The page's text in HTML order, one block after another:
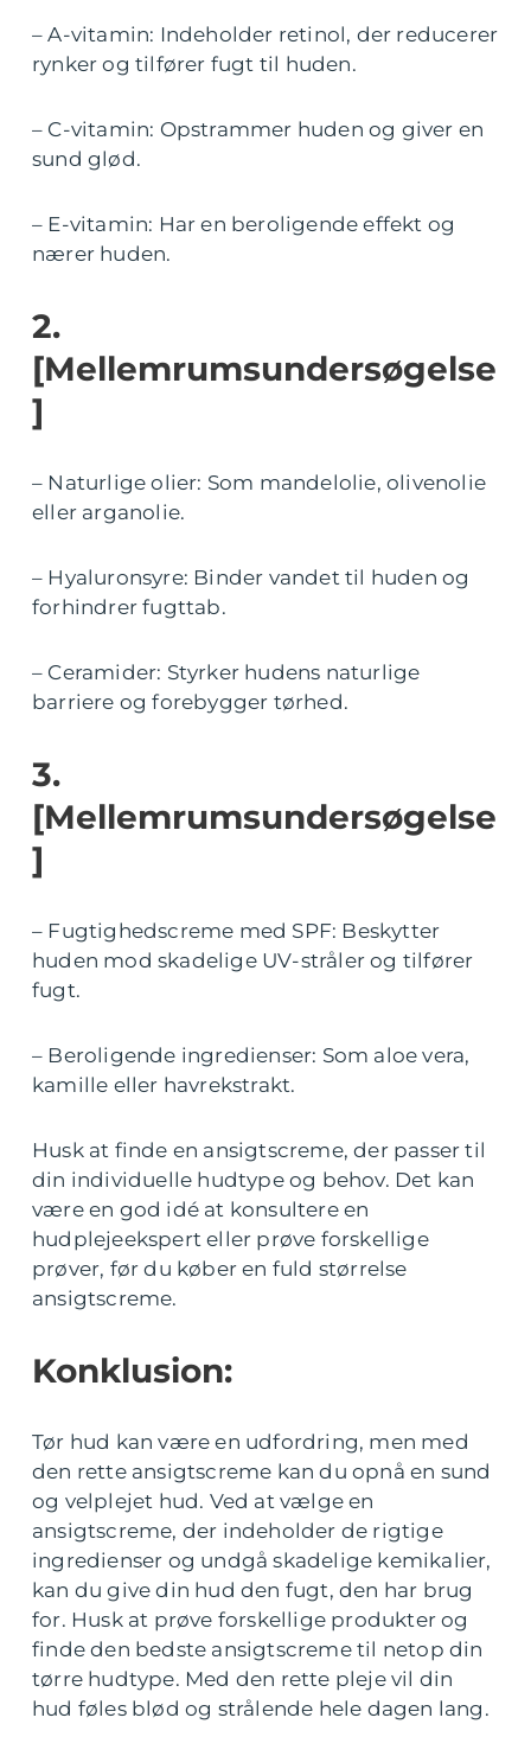
– A-vitamin: Indeholder retinol, der reducerer
rynker og tilfører fugt til huden.
– C-vitamin: Opstrammer huden og giver en
sund glød.
– E-vitamin: Har en beroligende effekt og
nærer huden.
2.
[Mellemrumsundersøgelse
]
– Naturlige olier: Som mandelolie, olivenolie
eller arganolie.
– Hyaluronsyre: Binder vandet til huden og
forhindrer fugttab.
– Ceramider: Styrker hudens naturlige
barriere og forebygger tørhed.
3.
[Mellemrumsundersøgelse
]
– Fugtighedscreme med SPF: Beskytter
huden mod skadelige UV-stråler og tilfører
fugt.
– Beroligende ingredienser: Som aloe vera,
kamille eller havrekstrakt.
Husk at finde en ansigtscreme, der passer til
din individuelle hudtype og behov. Det kan
være en god idé at konsultere en
hudplejeekspert eller prøve forskellige
prøver, før du køber en fuld størrelse
ansigtscreme.
Konklusion:
Tør hud kan være en udfordring, men med
den rette ansigtscreme kan du opnå en sund
og velplejet hud. Ved at vælge en
ansigtscreme, der indeholder de rigtige
ingredienser og undgå skadelige kemikalier,
kan du give din hud den fugt, den har brug
for. Husk at prøve forskellige produkter og
finde den bedste ansigtscreme til netop din
tørre hudtype. Med den rette pleje vil din
hud føles blød og strålende hele dagen lang.